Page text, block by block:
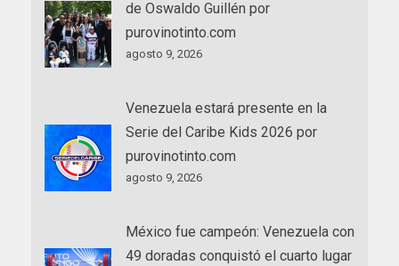
de Oswaldo Guillén por
purovinotinto.com
agosto 9, 2026
Venezuela estará presente en la
Serie del Caribe Kids 2026 por
purovinotinto.com
agosto 9, 2026
México fue campeón: Venezuela con
49 doradas conquistó el cuarto lugar